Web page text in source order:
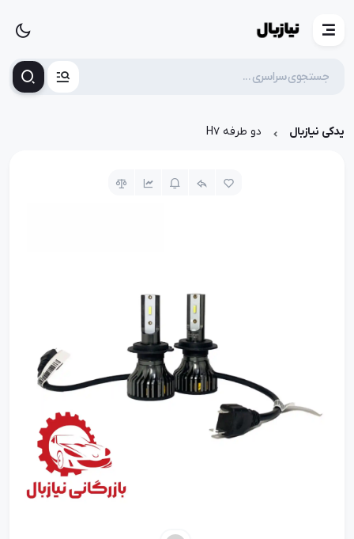
یدکی نیازبال دو طرفه H7